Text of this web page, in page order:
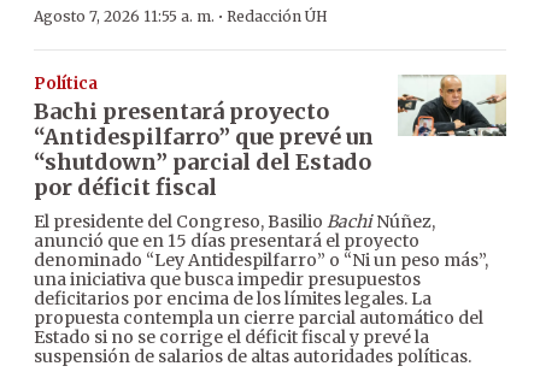
Agosto 7, 2026 11:55 a. m. · Redacción ÚH
Política
Bachi presentará proyecto
“Antidespilfarro” que prevé un
“shutdown” parcial del Estado
por déficit fiscal
El presidente del Congreso, Basilio BachiNúñez,
anunció que en 15 días presentará el proyecto
denominado “Ley Antidespilfarro” o “Ni un peso más”,
una iniciativa que busca impedir presupuestos
deficitarios por encima de los límites legales. La
propuesta contempla un cierre parcial automático del
Estado si no se corrige el déficit fiscal y prevé la
suspensión de salarios de altas autoridades políticas.